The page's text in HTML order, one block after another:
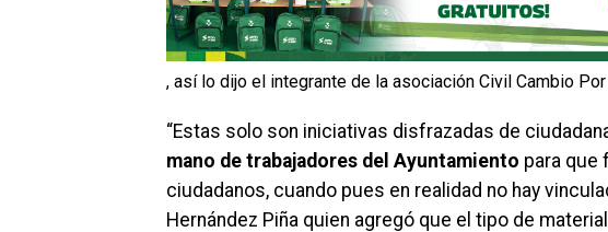
, así lo dijo el integrante de la asociación Civil Cambio
“Estas solo son iniciativas disfrazadas de
mano de trabajadores del Ayuntamiento para que
ciudadanos, cuando pues en realidad no hay
Hernández Piña quien agregó que el tipo de